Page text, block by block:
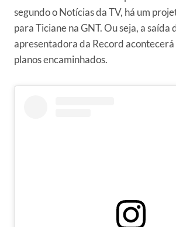
segundo o Notícias da TV, há um
para Ticiane na GNT. Ou seja, a saída
apresentadora da Record acontecerá
planos encaminhados.